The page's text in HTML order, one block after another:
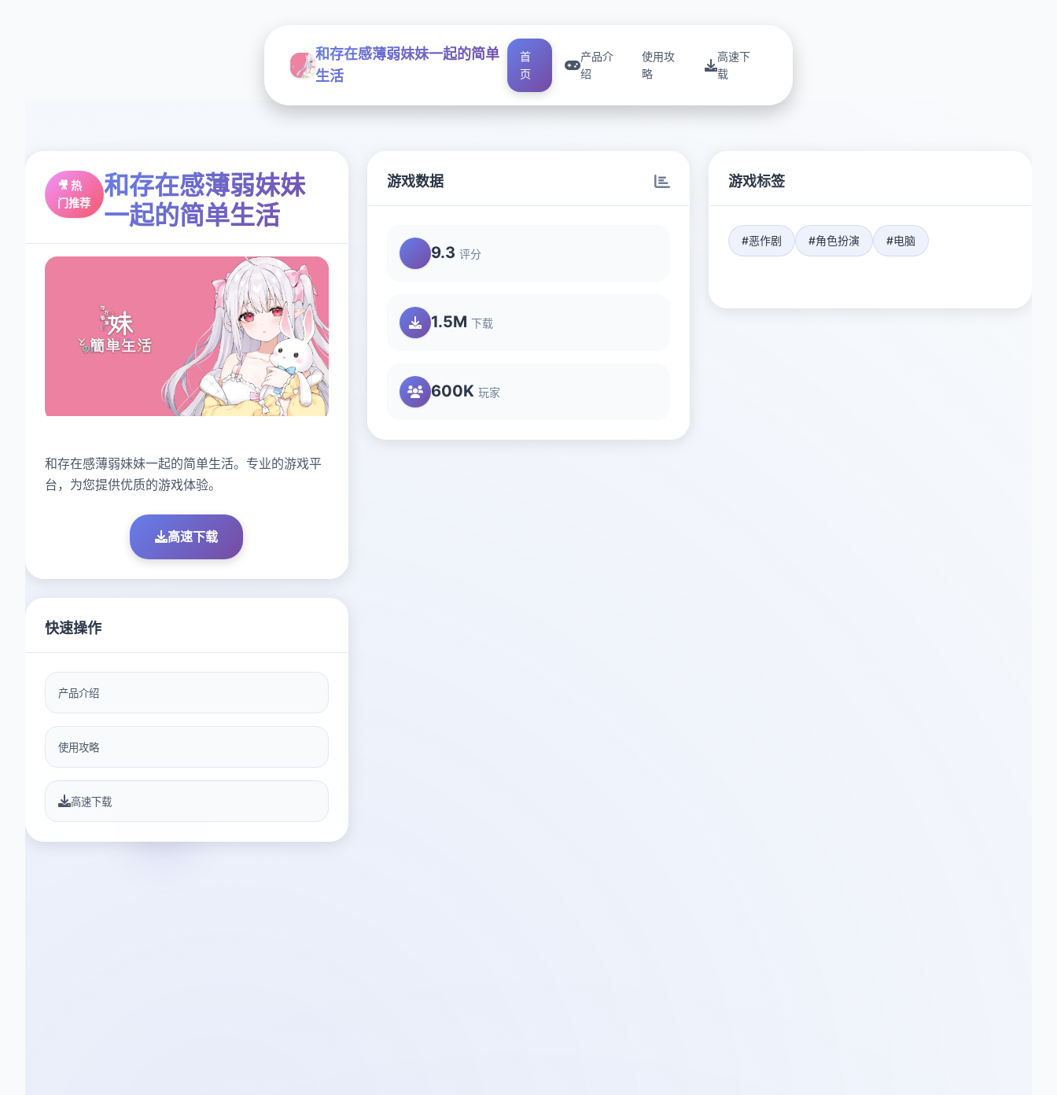
和存在感薄弱妹妹一起的简单
生活
首
页
产品介
绍
使用攻
略
高速下
载
🎥 热
门推荐
和存在感薄弱妹妹
一起的简单生活
和存在感薄弱妹妹一起的简单生活。专业的游戏平
台，为您提供优质的游戏体验。
高速下载
游戏数据
9.3 评分
1.5M 下载
600K 玩家
游戏标签
#恶作剧 #角色扮演 #电脑
快速操作
产品介绍
使用攻略
高速下载